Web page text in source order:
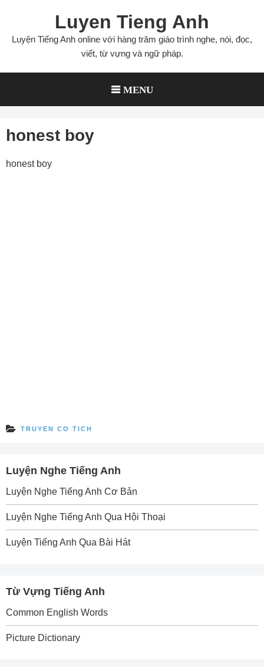
content
Luyen Tieng Anh
Luyện Tiếng Anh online với hàng trăm giáo trình nghe, nói, đọc,
viết, từ vựng và ngữ pháp.
MENU
honest boy
honest boy
TRUYEN CO TICH
Luyện Nghe Tiếng Anh
Luyện Nghe Tiếng Anh Cơ Bản
Luyện Nghe Tiếng Anh Qua Hội Thoại
Luyện Tiếng Anh Qua Bài Hát
Từ Vựng Tiếng Anh
Common English Words
Picture Dictionary